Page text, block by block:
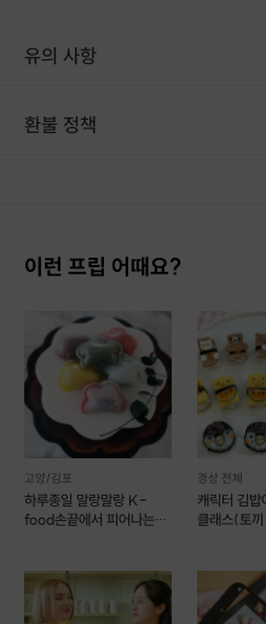
유의 사항
환불 정책
이런 프립 어때요?
고양/김포
하루종일 말랑말랑 K-
food손끝에서 피어나는
경상 전체
캐릭터 김밥
클래스(토